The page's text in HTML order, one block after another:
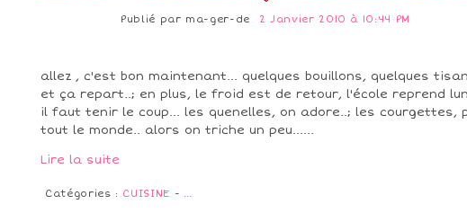
Publié par ma-ger-de 2 Janvier 2010 à 10:44 PM
allez , c'est bon maintenant... quelques bouillons, quelques
et ça repart..; en plus, le froid est de retour, l'école reprend
il faut tenir le coup... les quenelles, on adore..; les courgettes,
tout le monde.. alors on triche un peu......
Lire la suite
Catégories : CUISINE - …